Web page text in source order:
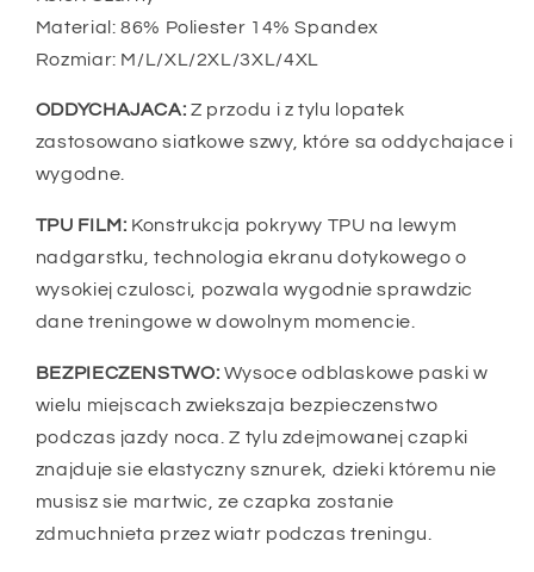
outdoorowych
4XL
4XL
Material: 86% Poliester 14% Spandex
Rozmiar: M/L/XL/2XL/3XL/4XL
ODDYCHAJACA: Z przodu i z tylu lopatek
zastosowano siatkowe szwy, które sa oddychajace i
wygodne.
TPU FILM: Konstrukcja pokrywy TPU na lewym
nadgarstku, technologia ekranu dotykowego o
wysokiej czulosci, pozwala wygodnie sprawdzic
dane treningowe w dowolnym momencie.
BEZPIECZENSTWO: Wysoce odblaskowe paski w
wielu miejscach zwiekszaja bezpieczenstwo
podczas jazdy noca. Z tylu zdejmowanej czapki
znajduje sie elastyczny sznurek, dzieki któremu nie
musisz sie martwic, ze czapka zostanie
zdmuchnieta przez wiatr podczas treningu.